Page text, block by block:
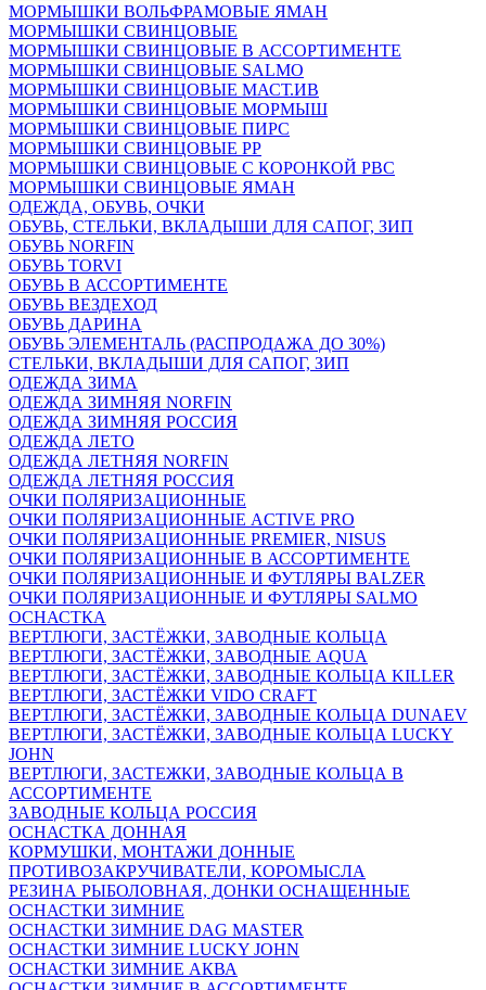
МОРМЫШКИ ВОЛЬФРАМОВЫЕ ЯМАН
МОРМЫШКИ СВИНЦОВЫЕ
МОРМЫШКИ СВИНЦОВЫЕ В АССОРТИМЕНТЕ
МОРМЫШКИ СВИНЦОВЫЕ SALMO
МОРМЫШКИ СВИНЦОВЫЕ МАСТ.ИВ
МОРМЫШКИ СВИНЦОВЫЕ МОРМЫШ
МОРМЫШКИ СВИНЦОВЫЕ ПИРС
МОРМЫШКИ СВИНЦОВЫЕ РР
МОРМЫШКИ СВИНЦОВЫЕ С КОРОНКОЙ РВС
МОРМЫШКИ СВИНЦОВЫЕ ЯМАН
ОДЕЖДА, ОБУВЬ, ОЧКИ
ОБУВЬ, СТЕЛЬКИ, ВКЛАДЫШИ ДЛЯ САПОГ, ЗИП
ОБУВЬ NORFIN
ОБУВЬ TORVI
ОБУВЬ В АССОРТИМЕНТЕ
ОБУВЬ ВЕЗДЕХОД
ОБУВЬ ДАРИНА
ОБУВЬ ЭЛЕМЕНТАЛЬ (РАСПРОДАЖА ДО 30%)
СТЕЛЬКИ, ВКЛАДЫШИ ДЛЯ САПОГ, ЗИП
ОДЕЖДА ЗИМА
ОДЕЖДА ЗИМНЯЯ NORFIN
ОДЕЖДА ЗИМНЯЯ РОССИЯ
ОДЕЖДА ЛЕТО
ОДЕЖДА ЛЕТНЯЯ NORFIN
ОДЕЖДА ЛЕТНЯЯ РОССИЯ
ОЧКИ ПОЛЯРИЗАЦИОННЫЕ
ОЧКИ ПОЛЯРИЗАЦИОННЫЕ ACTIVE PRO
ОЧКИ ПОЛЯРИЗАЦИОННЫЕ PREMIER, NISUS
ОЧКИ ПОЛЯРИЗАЦИОННЫЕ В АССОРТИМЕНТЕ
ОЧКИ ПОЛЯРИЗАЦИОННЫЕ И ФУТЛЯРЫ BALZER
ОЧКИ ПОЛЯРИЗАЦИОННЫЕ И ФУТЛЯРЫ SALMO
ОСНАСТКА
ВЕРТЛЮГИ, ЗАСТЁЖКИ, ЗАВОДНЫЕ КОЛЬЦА
ВЕРТЛЮГИ, ЗАСТЁЖКИ, ЗАВОДНЫЕ AQUA
ВЕРТЛЮГИ, ЗАСТЁЖКИ, ЗАВОДНЫЕ КОЛЬЦА KILLER
ВЕРТЛЮГИ, ЗАСТЁЖКИ VIDO CRAFT
ВЕРТЛЮГИ, ЗАСТЁЖКИ, ЗАВОДНЫЕ КОЛЬЦА DUNAEV
ВЕРТЛЮГИ, ЗАСТЁЖКИ, ЗАВОДНЫЕ КОЛЬЦА LUCKY
JOHN
ВЕРТЛЮГИ, ЗАСТЕЖКИ, ЗАВОДНЫЕ КОЛЬЦА В
АССОРТИМЕНТЕ
ЗАВОДНЫЕ КОЛЬЦА РОССИЯ
ОСНАСТКА ДОННАЯ
КОРМУШКИ, МОНТАЖИ ДОННЫЕ
ПРОТИВОЗАКРУЧИВАТЕЛИ, КОРОМЫСЛА
РЕЗИНА РЫБОЛОВНАЯ, ДОНКИ ОСНАЩЕННЫЕ
ОСНАСТКИ ЗИМНИЕ
ОСНАСТКИ ЗИМНИЕ DAG MASTER
ОСНАСТКИ ЗИМНИЕ LUCKY JOHN
ОСНАСТКИ ЗИМНИЕ АКВА